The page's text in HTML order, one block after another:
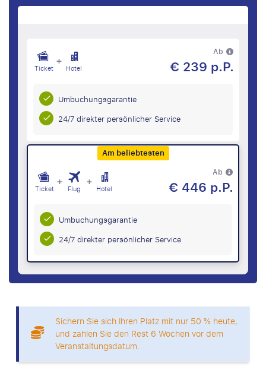
Ticket + Hotel
Ab
€ 239 p.P.
Umbuchungsgarantie
24/7 direkter persönlicher Service
Am beliebtesten
Ticket + Flug + Hotel
Ab
€ 446 p.P.
Umbuchungsgarantie
24/7 direkter persönlicher Service
Sichern Sie sich Ihren Platz mit nur 50 % heute,
und zahlen Sie den Rest 6 Wochen vor dem
Veranstaltungsdatum.